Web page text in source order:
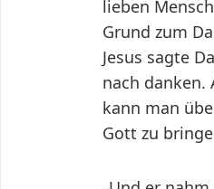
lieben
Grund zum
Jesus sagte
nach danken.
kann man
Gott zu